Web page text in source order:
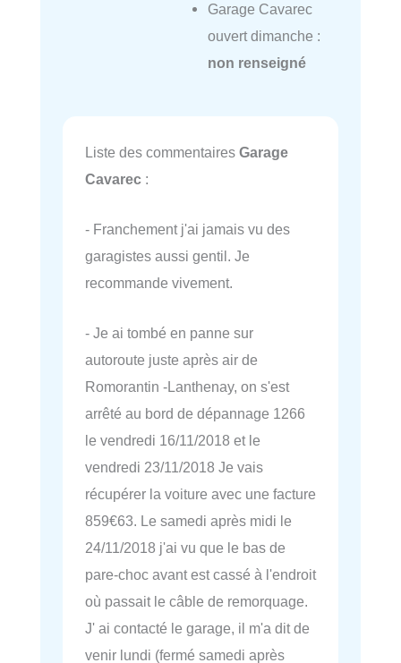
Garage Cavarec
ouvert dimanche :
non renseigné
Liste des commentaires Garage
Cavarec :
- Franchement j'ai jamais vu des
garagistes aussi gentil. Je
recommande vivement.
- Je ai tombé en panne sur
autoroute juste après air de
Romorantin -Lanthenay, on s'est
arrêté au bord de dépannage 1266
le vendredi 16/11/2018 et le
vendredi 23/11/2018 Je vais
récupérer la voiture avec une facture
859€63. Le samedi après midi le
24/11/2018 j'ai vu que le bas de
pare-choc avant est cassé à l'endroit
où passait le câble de remorquage.
J' ai contacté le garage, il m'a dit de
venir lundi (fermé samedi après